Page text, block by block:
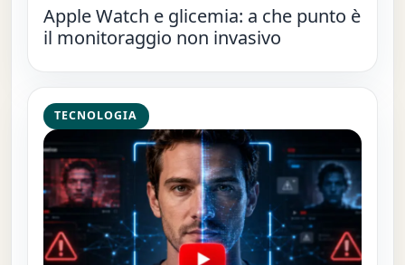
Apple Watch e glicemia: a che punto è
il monitoraggio non invasivo
TECNOLOGIA